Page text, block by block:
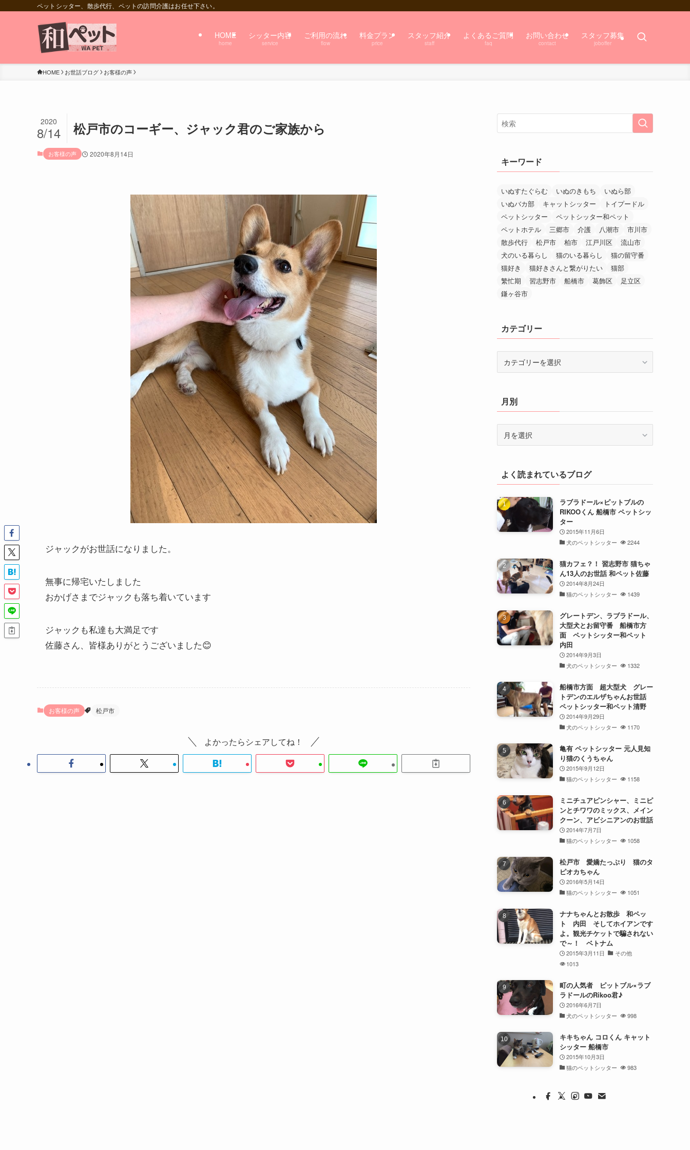
ペットシッター、散歩代行、ペットの訪問介護はお任せ下さい。
HOME
home
シッター内容
service
ご利用の流れ
flow
料金プラン
price
スタッフ紹介
staff
よくあるご質問
faq
お問い合わせ
contact
スタッフ募集
joboffer
HOME お世話ブログ お客様の声
松戸市のコーギー、ジャック君のご家族から
2020
8/14
お客様の声 2020年8月14日
ジャックがお世話になりました。
無事に帰宅いたしました
おかげさまでジャックも落ち着いています
ジャックも私達も大満足です
佐藤さん、皆様ありがとうございました😊
お客様の声 松戸市
よかったらシェアしてね！
キーワード
いぬすたぐらむ いぬのきもち
いぬら部
いぬバカ部
キャットシッター
トイプードル
ペットシッター
ペットシッター和ペット
ペットホテル
三郷市 介護 八潮市
市川市
散歩代行
松戸市 柏市 江戸川区
流山市
犬のいる暮らし
猫のいる暮らし
猫の留守番
猫好き
猫好きさんと繋がりたい
猫部
繁忙期
習志野市 船橋市 葛飾区
足立区
鎌ヶ谷市
カテゴリー
ー月別
よく読まれているブログ
ラブラドール×ピットブルの
RIKOOくん 船橋市 ペットシッ
ター
2015年11月6日
犬のペットシッター
2244
猫カフェ？！ 習志野市 猫ちゃ
ん13人のお世話 和ペット佐藤
2014年8月24日
猫のペットシッター
1439
グレートデン、ラブラドール、
大型犬とお留守番 船橋市方
面 ペットシッター和ペット
内田
2014年9月3日
犬のペットシッター
1332
船橋市方面 超大型犬 グレー
トデンのエルザちゃんお世話
ペットシッター和ペット清野
2014年9月29日
犬のペットシッター
1170
亀有 ペットシッター 元人見知
り猫のくうちゃん
2015年9月12日
猫のペットシッター
1158
ミニチュアピンシャー、ミニピ
ンとチワワのミックス、メイン
クーン、アビシニアンのお世話
2014年7月7日
猫のペットシッター
1058
松戸市 愛嬌たっぷり 猫のタ
ピオカちゃん
2016年5月14日
猫のペットシッター
1051
ナナちゃんとお散歩 和ペッ
ト 内田 そしてホイアンです
よ。観光チケットで騙されない
で～！ ベトナム
2015年3月11日
その他
1013
町の人気者 ピットブル×ラブ
ラドールのRikoo君♪
2016年6月7日
犬のペットシッター
998
キキちゃん コロくん キャット
シッター 船橋市
2015年10月3日
猫のペットシッター
983